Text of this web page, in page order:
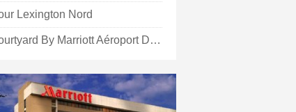
Lexington Nord
Courtyard By Marriott Aéroport De Cincinnati